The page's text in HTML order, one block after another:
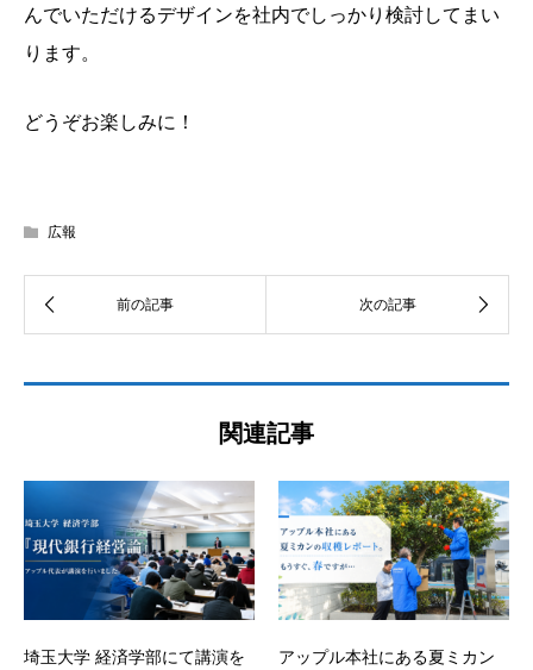
んでいただけるデザインを社内でしっかり検討してまい
ります。
どうぞお楽しみに！
広報
関連記事
埼玉大学 経済学部にて講演を
アップル本社にある夏ミカン